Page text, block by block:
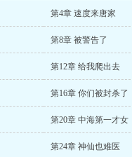
第4章 速度来唐家
第8章 被警告了
第12章 给我爬出去
第16章 你们被封杀了
第20章 中海第一才女
第24章 神仙也难医